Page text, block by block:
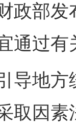
政部
通过
地方
取因